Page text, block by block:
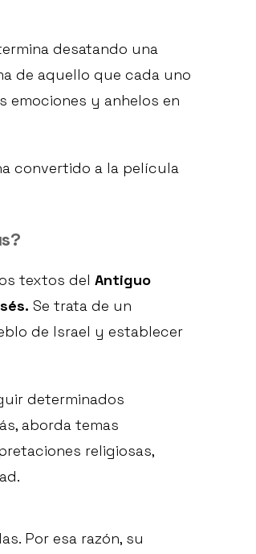
desatando una
de aquello que cada uno
emociones y anhelos en
convertido a la película
textos del Antiguo
Se trata de un
de Israel y establecer
determinados
aborda temas
religiosas,
Por esa razón, su